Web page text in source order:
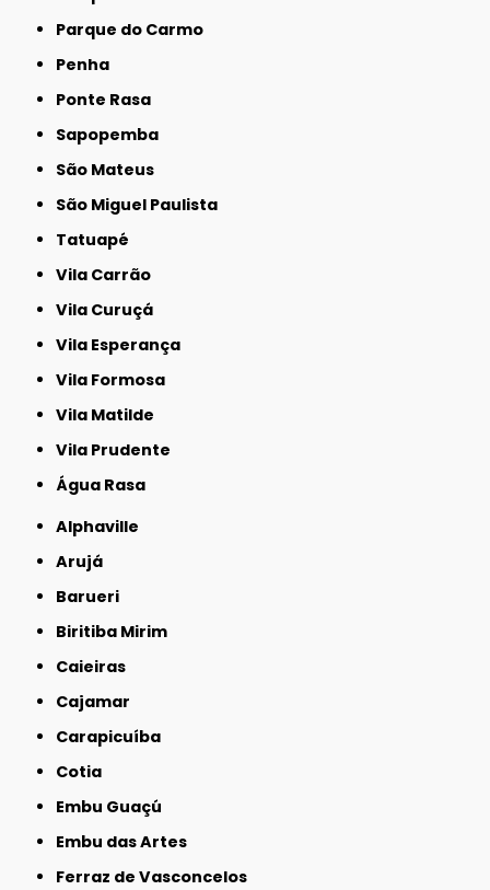
Parque do Carmo
Penha
Ponte Rasa
Sapopemba
São Mateus
São Miguel Paulista
Tatuapé
Vila Carrão
Vila Curuçá
Vila Esperança
Vila Formosa
Vila Matilde
Vila Prudente
Água Rasa
Alphaville
Arujá
Barueri
Biritiba Mirim
Caieiras
Cajamar
Carapicuíba
Cotia
Embu Guaçú
Embu das Artes
Ferraz de Vasconcelos